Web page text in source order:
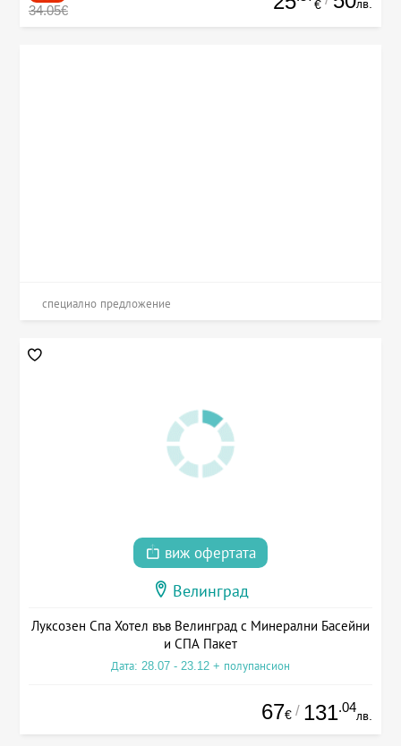
34.05€ € лв.
специално предложение
виж офертата
Велинград
Луксозен Спа Хотел във Велинград с Минерални Басейни
и СПА Пакет
Дата: 28.07 - 23.12 + полупансион
67€ / 131.04
лв.